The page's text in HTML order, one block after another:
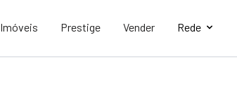
Imóveis Prestige Vender Rede